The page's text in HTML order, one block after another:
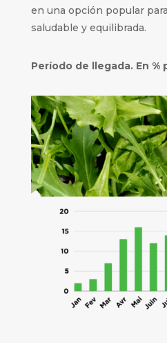
en una opción popular
saludable y equilibrada.
Período de llegada. En %